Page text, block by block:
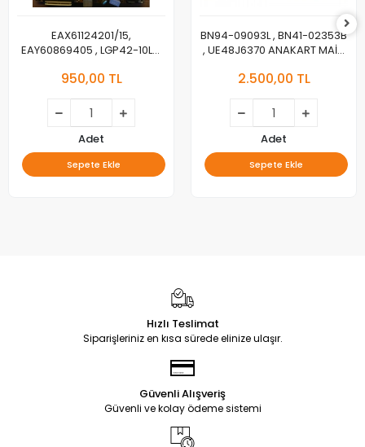
EAX61124201/15,
EAY60869405 , LGP42-10LS,
42LD450C, POWER BOARD,
950,00 TL
Adet
Sepete Ekle
BN94-09093L , BN41-02353B
, UE48J6370 ANAKART MAİN
2.500,00 TL
Adet
Sepete Ekle
Hızlı Teslimat
Siparişleriniz en kısa sürede elinize ulaşır.
Güvenli Alışveriş
Güvenli ve kolay ödeme sistemi